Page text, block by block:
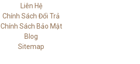
Liên Hệ
Chính Sách Đổi Trả
Chính Sách Bảo Mật
Blog
Sitemap